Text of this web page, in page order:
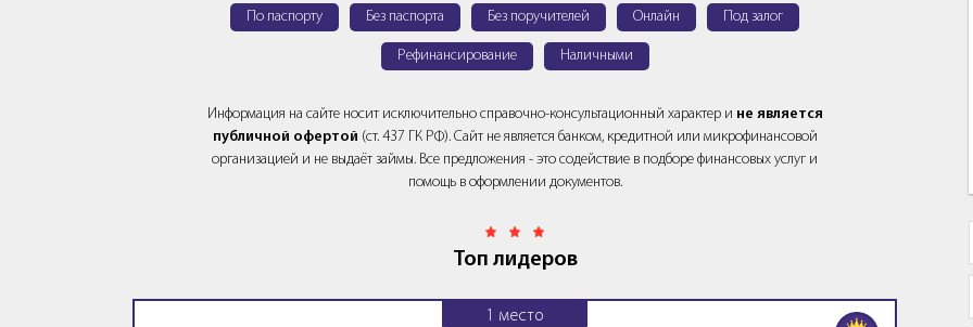
По паспорту Без паспорта Без поручителей Онлайн Под залог
Рефинансирование Наличными
Информация на сайте носит исключительно справочно-консультационный характер и не является
публичной офертой (ст. 437 ГК РФ). Сайт не является банком, кредитной или микрофинансовой
организацией и не выдаёт займы. Все предложения - это содействие в подборе финансовых услуг и
помощь в оформлении документов.
Топ лидеров
1 место